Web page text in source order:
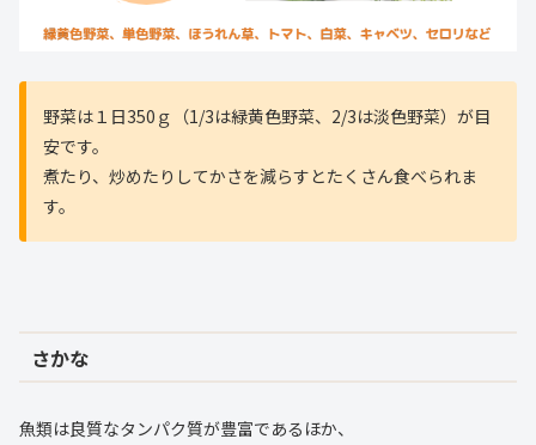
野菜は１日350ｇ（1/3は緑黄色野菜、2/3は淡色野菜）が目
安です。
煮たり、炒めたりしてかさを減らすとたくさん食べられま
す。
さかな
魚類は良質なタンパク質が豊富であるほか、